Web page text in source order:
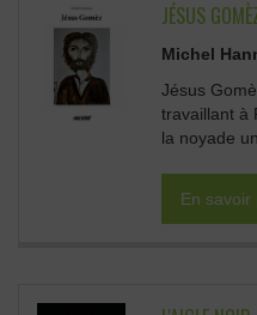
JÉSUS
Michel
Jésus
travaillant à
la noyade
En savoir